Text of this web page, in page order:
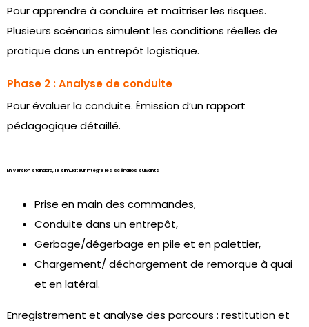
Pour apprendre à conduire et maîtriser les risques.
Plusieurs scénarios simulent les conditions réelles de
pratique dans un entrepôt logistique.
Phase 2 : Analyse de conduite
Pour évaluer la conduite. Émission d’un rapport
pédagogique détaillé.
En version standard, le simulateur intègre les scénarios suivants
Prise en main des commandes,
Conduite dans un entrepôt,
Gerbage/dégerbage en pile et en palettier,
Chargement/ déchargement de remorque à quai
et en latéral.
Enregistrement et analyse des parcours : restitution et